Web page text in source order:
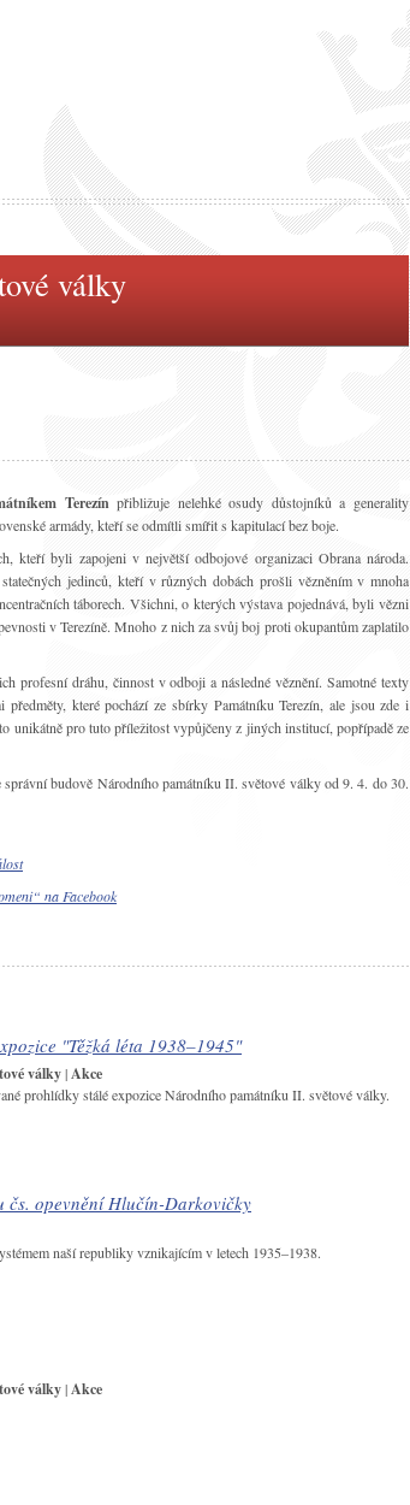
války
Terezín přibližuje nelehké osudy důstojníků a generality
armády, kteří se odmítli smířit s kapitulací bez boje.
kteří byli zapojeni v největší odbojové organizaci Obrana národa.
jedinců, kteří v různých dobách prošli vězněním v mnoha
táborech. Všichni, o kterých výstava pojednává, byli vězni
v Terezíně. Mnoho z nich za svůj boj proti okupantům zaplatilo
profesní dráhu, činnost v odboji a následné věznění. Samotné texty
předměty, které pochází ze sbírky Památníku Terezín, ale jsou zde i
unikátně pro tuto příležitost vypůjčeny z jiných institucí, popřípadě ze
správní budově Národního památníku II. světové války od 9. 4. do 30.
na Facebook
"Těžká léta 1938–1945"
války|Akce
prohlídky stálé expozice Národního památníku II. světové války.
opevnění Hlučín-Darkovičky
naší republiky vznikajícím v letech 1935–1938.
války|Akce